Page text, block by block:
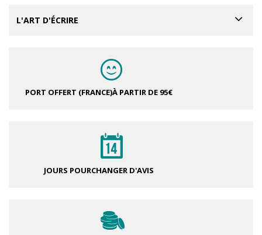
L'ART D'ÉCRIRE
PORT OFFERT (FRANCE)À PARTIR DE 95€
JOURS POURCHANGER D'AVIS